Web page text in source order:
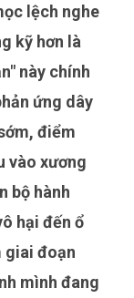
kỹ hơn là
này chính
ứng dây
điểm
vào xương
bộ hành
hại đến ổ
giai đoạn
mình đang